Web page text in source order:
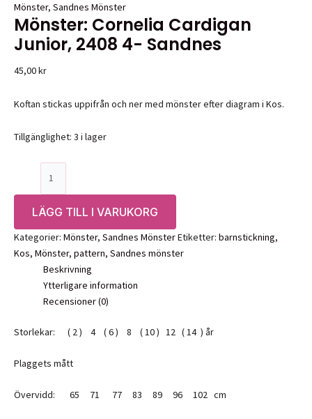
Mönster, Sandnes Mönster
Mönster: Cornelia Cardigan
Junior, 2408 4- Sandnes
45,00kr
Koftan stickas uppifrån och ner med mönster efter diagram i Kos.
Tillgänglighet: 3 i lager
Junior,
2408
4-
Sandnes
LÄGG TILL I VARUKORG
Kategorier: Mönster, Sandnes MönsterEtiketter: barnstickning,
Kos, Mönster, pattern, Sandnes mönster
Beskrivning
Ytterligare information
Recensioner (0)
Storlekar: ( 2 ) 4 ( 6 ) 8 ( 10 ) 12 ( 14 ) år
Plaggets mått
Övervidd: 65 71 77 83 89 96 102 cm